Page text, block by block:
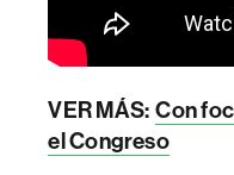
VER MÁS: Con
el Congreso